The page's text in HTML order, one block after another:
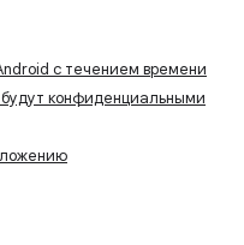
с течением времени
конфиденциальными